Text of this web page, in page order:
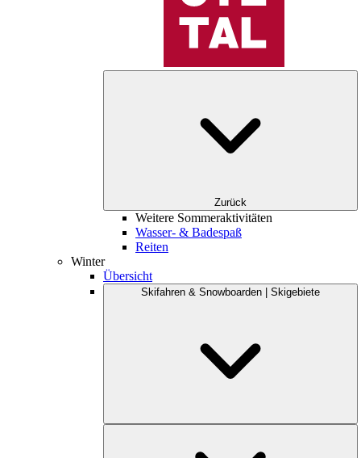
Zurück
Weitere Sommeraktivitäten
Wasser- & Badespaß
Reiten
Winter
Übersicht
Skifahren & Snowboarden | Skigebiete